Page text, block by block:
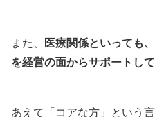
また、
医療関係といっても
を経営の面からサポートし
あえて「コアな方」という